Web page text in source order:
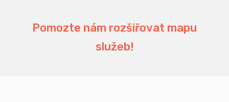
Pomozte nám rozšiřovat mapu
služeb!